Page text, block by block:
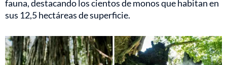
fauna, destacando los cientos de monos que habitan en
sus 12,5 hectáreas de superficie.